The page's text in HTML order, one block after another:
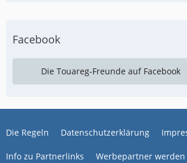
Facebook
Die Touareg-Freunde auf Facebook
Die Regeln Datenschutzerklärung
Info zu Partnerlinks Werbepartner werden